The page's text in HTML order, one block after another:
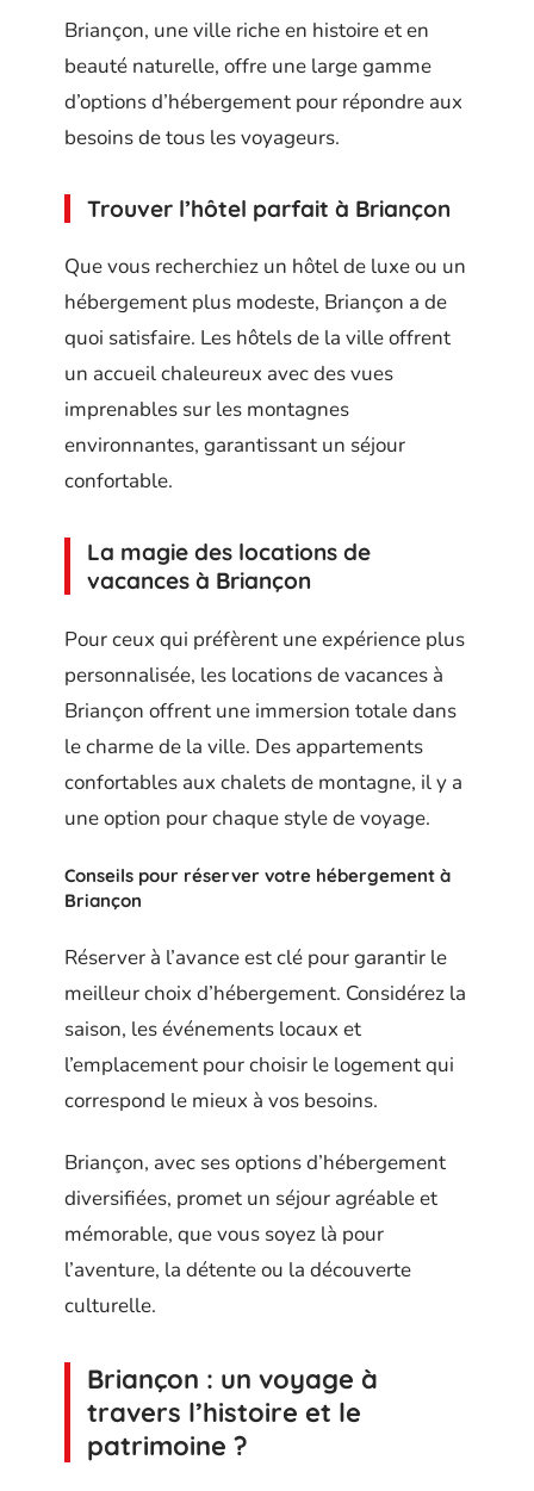
Briançon, une ville riche en histoire et en
beauté naturelle, offre une large gamme
d’options d’hébergement pour répondre aux
besoins de tous les voyageurs.
Trouver l’hôtel parfait à Briançon
Que vous recherchiez un hôtel de luxe ou un
hébergement plus modeste, Briançon a de
quoi satisfaire. Les hôtels de la ville offrent
un accueil chaleureux avec des vues
imprenables sur les montagnes
environnantes, garantissant un séjour
confortable.
La magie des locations de
vacances à Briançon
Pour ceux qui préfèrent une expérience plus
personnalisée, les locations de vacances à
Briançon offrent une immersion totale dans
le charme de la ville. Des appartements
confortables aux chalets de montagne, il y a
une option pour chaque style de voyage.
Conseils pour réserver votre hébergement à
Briançon
Réserver à l’avance est clé pour garantir le
meilleur choix d’hébergement. Considérez la
saison, les événements locaux et
l’emplacement pour choisir le logement qui
correspond le mieux à vos besoins.
Briançon, avec ses options d’hébergement
diversifiées, promet un séjour agréable et
mémorable, que vous soyez là pour
l’aventure, la détente ou la découverte
culturelle.
Briançon : un voyage à
travers l’histoire et le
patrimoine ?